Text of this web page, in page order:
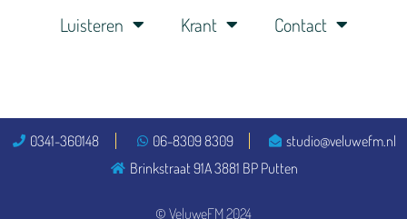
Luisteren
Krant Contact
© VeluweFM 2024
0341-360148 06-8309 8309
studio@veluwefm.nl
Brinkstraat 91A 3881 BP Putten